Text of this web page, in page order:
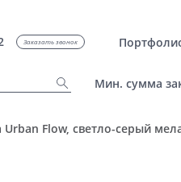
Заказать звонок
Мин. сумма
Flow, светло-серый